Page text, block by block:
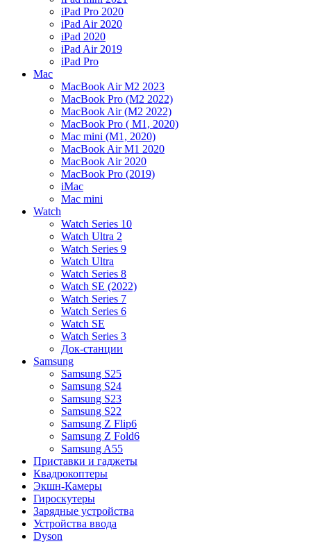
iPad Pro 2020
iPad Air 2020
iPad 2020
iPad Air 2019
iPad Pro
Mac
MacBook Air M2 2023
MacBook Pro (M2 2022)
MacBook Air (M2 2022)
MacBook Pro ( M1, 2020)
Mac mini (M1, 2020)
MacBook Air M1 2020
MacBook Air 2020
MacBook Pro (2019)
iMac
Mac mini
Watch
Watch Series 10
Watch Ultra 2
Watch Series 9
Watch Ultra
Watch Series 8
Watch SE (2022)
Watch Series 7
Watch Series 6
Watch SE
Watch Series 3
Док-станции
Samsung
Samsung S25
Samsung S24
Samsung S23
Samsung S22
Samsung Z Flip6
Samsung Z Fold6
Samsung A55
Приставки и гаджеты
Квадрокоптеры
Экшн-Камеры
Гироскутеры
Зарядные устройства
Устройства ввода
Dyson